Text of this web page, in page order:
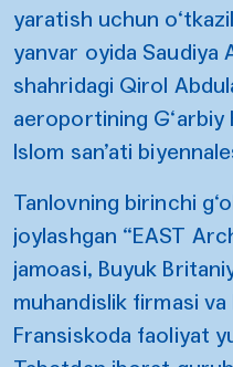
yaratish uchun
yanvar oyida Saudiya
shahridagi Qirol
aeroportining G‘arbiy
Islom san’ati
Tanlovning birinchi
joylashgan “EAST
jamoasi, Buyuk
muhandislik firmasi
Fransiskoda faoliyat